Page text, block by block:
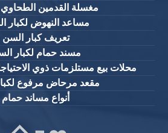
مغسلة القدمين
مساعد النهوض لكبار
تعريف كبار السن
مسند حمام لكبار
محلات بيع مستلزمات ذوي
مقعد مرحاض مرفوع
أنواع مساند حمام